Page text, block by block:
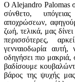
O Alejandro Palomas
σύνθετο,
αποχρώσεων,
ζωή, τελικά, μας
περισσότερες,
γενναιοδωρία
οδηγήσει πιο
βαδίσουμε
βάρος της ψυχής